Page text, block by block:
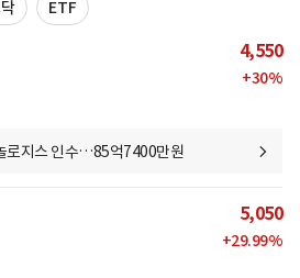
ETF
4,550
+30%
로지스 인수…85억7400만원
5,050
+29.99%